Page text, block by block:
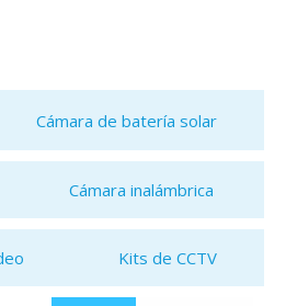
Cámara de batería solar
Cámara inalámbrica
Kits de CCTV